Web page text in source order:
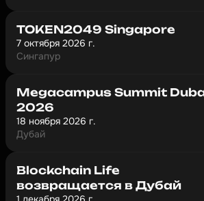
TOKEN2049 Singapore
7 октября 2026 г.
Сингапур
Megacampus Summit
2026
18 ноября 2026 г.
Дубай
Blockchain Life
возвращается в Дубай